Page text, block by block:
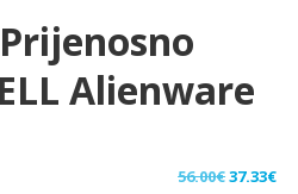
Alienware
56.00€Izvorna
37.33€